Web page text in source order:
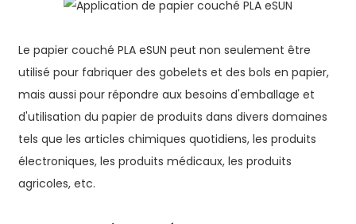
Le papier couché PLA eSUN peut non seulement être
utilisé pour fabriquer des gobelets et des bols en papier,
mais aussi pour répondre aux besoins d'emballage et
d'utilisation du papier de produits dans divers domaines
tels que les articles chimiques quotidiens, les produits
électroniques, les produits médicaux, les produits
agricoles, etc.